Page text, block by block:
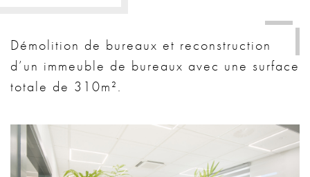
Démolition de bureaux et reconstruction
d’un immeuble de bureaux avec une surface
totale de 310m².